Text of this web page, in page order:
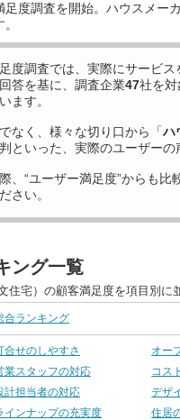
足度調査を開始。ハウスメー
度調査では、実際にサービス
答を基に、調査企業47社を
ます。
なく、様々な切り口から「ハ
といった、実際のユーザーの
、“ユーザー満足度”からも比
さい。
ング一覧
住宅）の顧客満足度を項目別に
合ランキング
合せのしやすさ オー
業スタッフの対応
コス
計担当者の対応
デザ
インナップの充実度
住居